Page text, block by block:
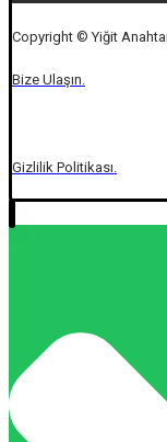
Copyright © Yiğit
Bize Ulaşın.
Gizlilik Politikası.